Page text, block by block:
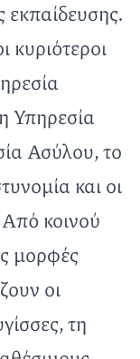
κυριότεροι
Υπηρεσία
Ασύλου, το
και οι
κοινού
μορφές
οι
τη